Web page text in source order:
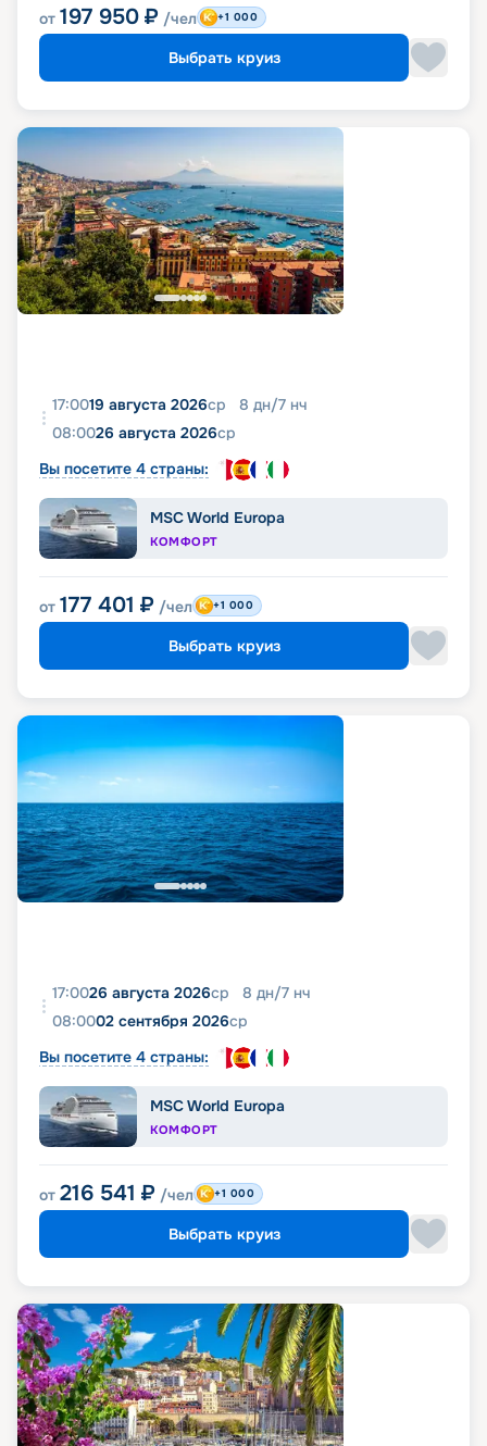
от 197 950 ₽ /чел +1 000
Выбрать круиз
17:0019 августа 2026ср 8 дн/7 нч
08:0026 августа 2026ср
Вы посетите 4 страны:
MSC World Europa
КОМФОРТ
от 177 401 ₽ /чел +1 000
Выбрать круиз
17:0026 августа 2026ср 8 дн/7 нч
08:0002 сентября 2026ср
Вы посетите 4 страны:
MSC World Europa
КОМФОРТ
от 216 541 ₽ /чел +1 000
Выбрать круиз